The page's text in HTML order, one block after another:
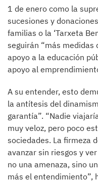
1 de enero como la
sucesiones y
familias o la ‘Tarxeta
seguirán “más medidas
apoyo a la educación
apoyo al
A su entender, esto
la antítesis del
garantía”. “Nadie
muy veloz, pero poco
sociedades. La firmeza
avanzar sin riesgos y
no una amenaza, sino
más el entendimiento”,